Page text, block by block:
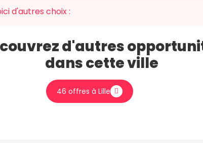
d'autres choix :
d'autres
dans cette ville
46 offres à Lille